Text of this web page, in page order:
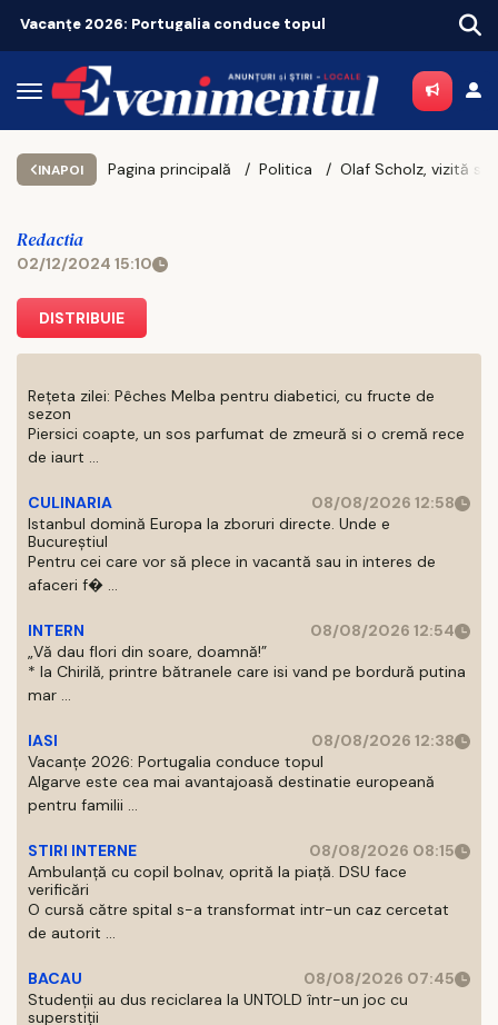
conduce topul
INAPOI Pagina principală Politica
Redactia
02/12/2024 15:10
DISTRIBUIE
Rețeta zilei: Pêches Melba pentru diabetici, cu fructe de
sezon
Piersici coapte, un sos parfumat de zmeură si o cremă rece
de iaurt ...
CULINARIA
08/08/2026 12:58
Istanbul domină Europa la zboruri directe. Unde e
Bucureștiul
Pentru cei care vor să plece in vacantă sau in interes de
afaceri f� ...
INTERN
08/08/2026 12:54
„Vă dau flori din soare, doamnă!”
* la Chirilă, printre bătranele care isi vand pe bordură putina
mar ...
IASI
08/08/2026 12:38
Vacanțe 2026: Portugalia conduce topul
Algarve este cea mai avantajoasă destinatie europeană
pentru familii ...
STIRI INTERNE
08/08/2026 08:15
Ambulanță cu copil bolnav, oprită la piață. DSU face
verificări
O cursă către spital s-a transformat intr-un caz cercetat
de autorit ...
BACAU
08/08/2026 07:45
Studenții au dus reciclarea la UNTOLD într-un joc cu
superstiții